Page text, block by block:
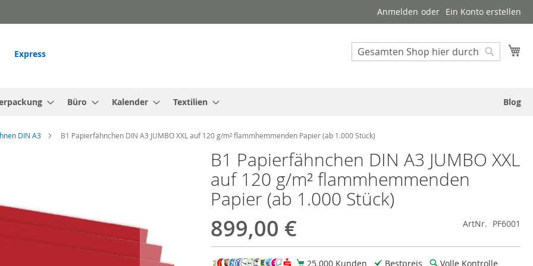
Anmelden Ein Konto erstellen
Suche
Suche
Express
Büro Kalender Textilien Blog
DIN A3 B1 Papierfähnchen DIN A3 JUMBO XXL auf 120 g/m² flammhemmenden Papier (ab 1.000 Stück)
B1 Papierfähnchen DIN A3 JUMBO XXL
auf 120 g/m² flammhemmenden
Papier (ab 1.000 Stück)
899,00 € ArtNr. PF6001
25.000 Kunden Bestpreis Volle Kontrolle